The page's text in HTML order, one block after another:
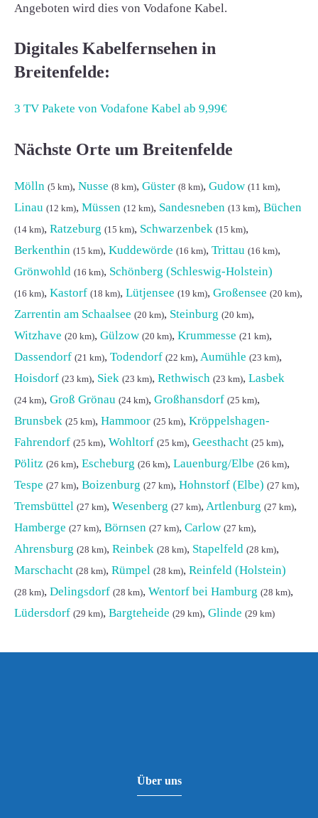
Angeboten wird dies von Vodafone Kabel.
Digitales Kabelfernsehen in
Breitenfelde:
3 TV Pakete von Vodafone Kabel ab 9,99€
Nächste Orte um Breitenfelde
Mölln (5 km), Nusse (8 km), Güster (8 km), Gudow (11 km),
Linau (12 km), Müssen (12 km), Sandesneben (13 km), Büchen
(14 km), Ratzeburg (15 km), Schwarzenbek (15 km),
Berkenthin (15 km), Kuddewörde (16 km), Trittau (16 km),
Grönwohld (16 km), Schönberg (Schleswig-Holstein)
(16 km), Kastorf (18 km), Lütjensee (19 km), Großensee (20 km),
Zarrentin am Schaalsee (20 km), Steinburg (20 km),
Witzhave (20 km), Gülzow (20 km), Krummesse (21 km),
Dassendorf (21 km), Todendorf (22 km), Aumühle (23 km),
Hoisdorf (23 km), Siek (23 km), Rethwisch (23 km), Lasbek
(24 km), Groß Grönau (24 km), Großhansdorf (25 km),
Brunsbek (25 km), Hammoor (25 km), Kröppelshagen-
Fahrendorf (25 km), Wohltorf (25 km), Geesthacht (25 km),
Pölitz (26 km), Escheburg (26 km), Lauenburg/Elbe (26 km),
Tespe (27 km), Boizenburg (27 km), Hohnstorf (Elbe) (27 km),
Tremsbüttel (27 km), Wesenberg (27 km), Artlenburg (27 km),
Hamberge (27 km), Börnsen (27 km), Carlow (27 km),
Ahrensburg (28 km), Reinbek (28 km), Stapelfeld (28 km),
Marschacht (28 km), Rümpel (28 km), Reinfeld (Holstein)
(28 km), Delingsdorf (28 km), Wentorf bei Hamburg (28 km),
Lüdersdorf (29 km), Bargteheide (29 km), Glinde (29 km)
Über uns